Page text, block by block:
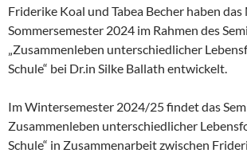
Friderike Koal und Tabea Becher haben
Sommersemester 2024 im Rahmen des
„Zusammenleben unterschiedlicher
Schule“ bei Dr.in Silke Ballath entwickelt.
Im Wintersemester 2024/25 findet das
Zusammenleben unterschiedlicher
Schule“ in Zusammenarbeit zwischen